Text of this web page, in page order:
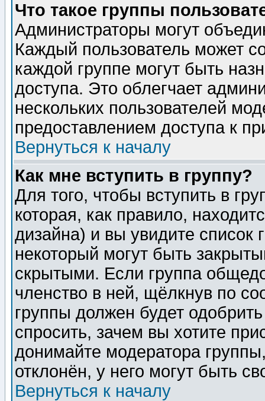
Что такое группы
Администраторы могут
Каждый пользователь может
каждой группе могут быть
доступа. Это облегчает
нескольких пользователей
предоставлением доступа к
Вернуться к началу
Как мне вступить в группу?
Для того, чтобы вступить в
которая, как правило,
дизайна) и вы увидите список
некоторый могут быть
скрытыми. Если группа
членство в ней, щёлкнув по
группы должен будет
спросить, зачем вы хотите
донимайте модератора
отклонён, у него могут быть
Вернуться к началу